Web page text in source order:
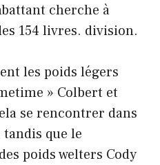
cherche à
154 livres. division.
les poids légers
» Colbert et
se rencontrer dans
que le
poids welters Cody